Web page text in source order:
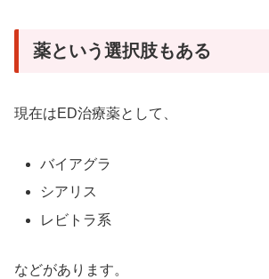
薬という選択肢もある
現在はED治療薬として、
バイアグラ
シアリス
レビトラ系
などがあります。